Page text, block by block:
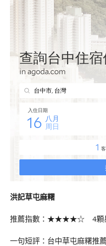
洪記草屯麻糬
推薦指數：★★★★☆ 4顆
一句短評：台中草屯麻糬推